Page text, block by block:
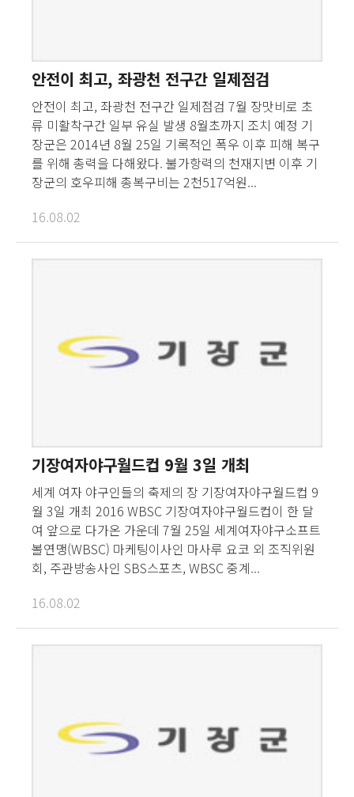
안전이 최고, 좌광천 전구간 일제점검
안전이 최고, 좌광천 전구간 일제점검 7월 장맛비로 초
류 미활착구간 일부 유실 발생 8월초까지 조치 예정 기
장군은 2014년 8월 25일 기록적인 폭우 이후 피해 복구
를 위해 총력을 다해왔다. 불가항력의 천재지변 이후 기
장군의 호우피해 총복구비는 2천517억원...
16.08.02
기장여자야구월드컵 9월 3일 개최
세계 여자 야구인들의 축제의 장 기장여자야구월드컵 9
월 3일 개최 2016 WBSC 기장여자야구월드컵이 한 달
여 앞으로 다가온 가운데 7월 25일 세계여자야구소프트
볼연맹(WBSC) 마케팅이사인 마사루 요코 외 조직위원
회, 주관방송사인 SBS스포츠, WBSC 중계...
16.08.02